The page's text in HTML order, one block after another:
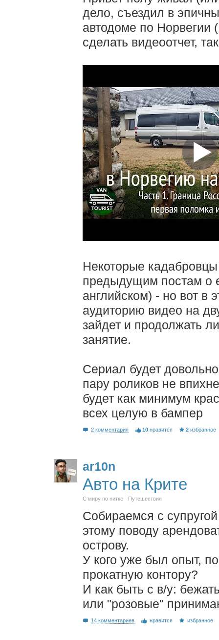
дело, съездил в
автодоме по
сделать видеоотчет,
Некоторые
предыдущим постам о
английском) - но вот в
аудиторию видео на
зайдет и продолжать
занятие.
Сериал будет
пару роликов не
будет как минимум
всех целую в бампер
2 комментария 10 нравится 2 избранное
ar10n
Авто на Крите
С миру по нитке Путешествия
Собираемся с
этому поводу
острову.
У кого уже был опыт,
прокатную контору?
И как быть с в/у:
или "розовые"
14 комментариев нравится избранное